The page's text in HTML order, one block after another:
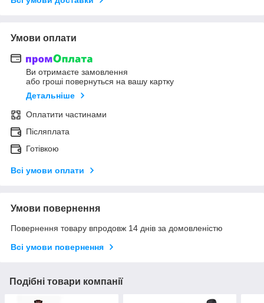
Умови оплати
Ви отримаєте замовлення
або гроші повернуться на вашу картку
Детальніше
Оплатити частинами
Післяплата
Готівкою
Всі умови оплати
Умови повернення
Повернення товару впродовж 14 днів за домовленістю
Всі умови повернення
Подібні товари компанії